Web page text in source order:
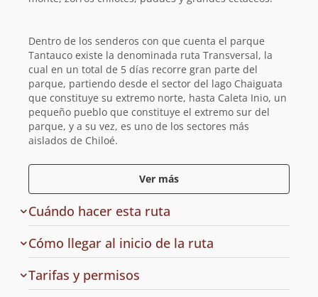
Dentro de los senderos con que cuenta el parque
Tantauco existe la denominada ruta Transversal, la
cual en un total de 5 días recorre gran parte del
parque, partiendo desde el sector del lago Chaiguata
que constituye su extremo norte, hasta Caleta Inio, un
pequeño pueblo que constituye el extremo sur del
parque, y a su vez, es uno de los sectores más
aislados de Chiloé.
El recorrido fluye en sus distintas jornadas a través
del denso bosque siempre verde chilote, bosques de
tepu, ciprés de las guaitecas y renovales de distinto
tipo; además se transita a través de las llamadas
Como atractivo para quienes gustan del nado, existen
numerosos lagos que con sus calmas y rojizas aguas
invitan al baño en los días de calor.
Ver más
Cuándo hacer esta ruta
Cómo llegar al inicio de la ruta
Tarifas y permisos
acceso